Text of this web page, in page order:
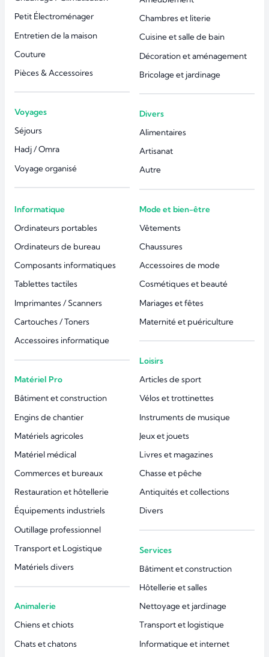
Petit Électroménager
Entretien de la maison
Couture
Pièces & Accessoires
Voyages
Séjours
Hadj / Omra
Voyage organisé
Chambres et literie
Cuisine et salle de bain
Décoration et aménagement
Bricolage et jardinage
Divers
Alimentaires
Artisanat
Autre
Informatique
Ordinateurs portables
Ordinateurs de bureau
Composants informatiques
Tablettes tactiles
Imprimantes / Scanners
Cartouches / Toners
Accessoires informatique
Matériel Pro
Bâtiment et construction
Engins de chantier
Matériels agricoles
Matériel médical
Commerces et bureaux
Restauration et hôtellerie
Équipements industriels
Outillage professionnel
Transport et Logistique
Matériels divers
Animalerie
Chiens et chiots
Chats et chatons
Mode et bien-être
Vêtements
Chaussures
Accessoires de mode
Cosmétiques et beauté
Mariages et fêtes
Maternité et puériculture
Loisirs
Articles de sport
Vélos et trottinettes
Instruments de musique
Jeux et jouets
Livres et magazines
Chasse et pêche
Antiquités et collections
Divers
Services
Bâtiment et construction
Hôtellerie et salles
Nettoyage et jardinage
Transport et logistique
Informatique et internet